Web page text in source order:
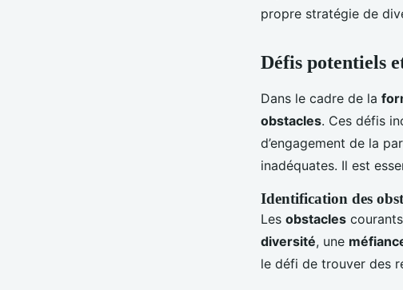
propre stratégie de
Défis potentiels
Dans le cadre de la
obstacles. Ces défis
d’engagement de la
inadéquates. Il est
Identification des
Les obstacles
diversité, une
le défi de trouver des